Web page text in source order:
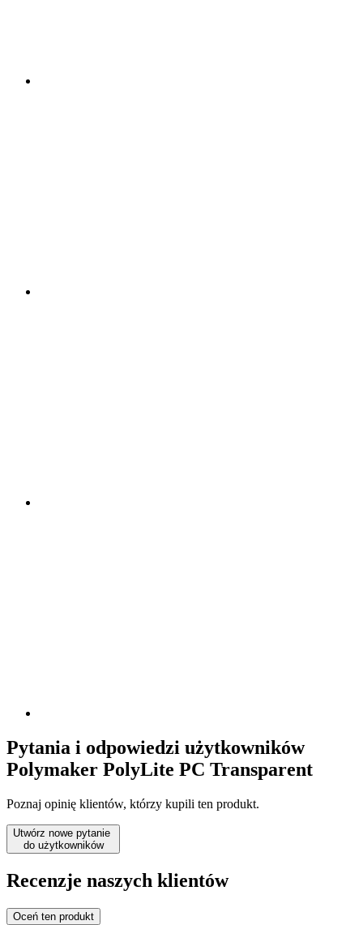
Pytania i odpowiedzi użytkowników
Polymaker PolyLite PC Transparent
Poznaj opinię klientów, którzy kupili ten produkt.
Utwórz nowe pytanie
do użytkowników
Recenzje naszych klientów
Oceń ten produkt